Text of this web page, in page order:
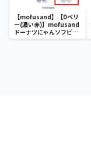
【mofusand】【Dベリ
ー(濃い赤)】mofusand
ドーナツにゃんソフビフ
ィギュア